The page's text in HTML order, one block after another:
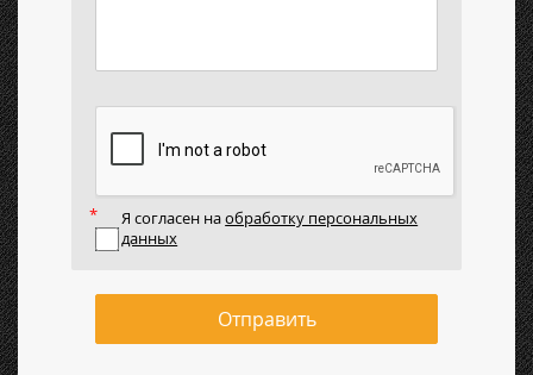
Я согласен наобработку персональных
данных
Отправить